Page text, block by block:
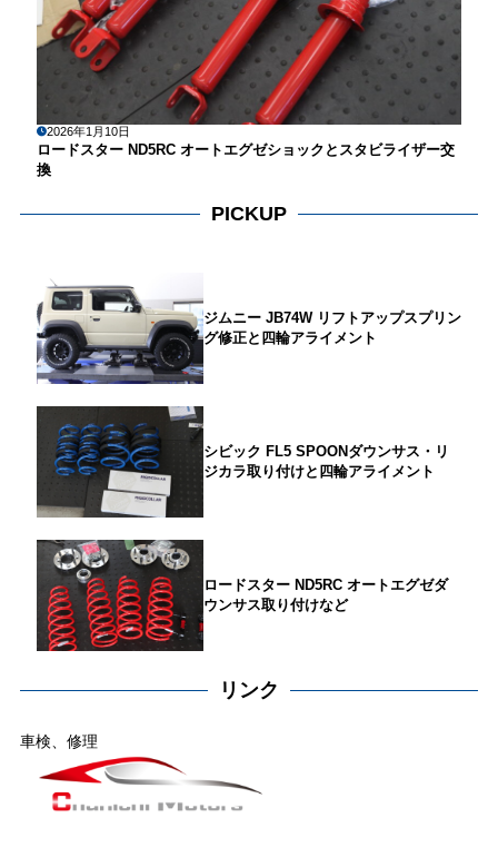
2026年1月10日
ロードスター ND5RC オートエグゼショックとスタビライザー交
換
PICKUP
ジムニー JB74W リフトアップスプリン
グ修正と四輪アライメント
シビック FL5 SPOONダウンサス・リ
ジカラ取り付けと四輪アライメント
ロードスター ND5RC オートエグゼダ
ウンサス取り付けなど
リンク
車検、修理